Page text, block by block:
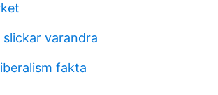
varandra
fakta